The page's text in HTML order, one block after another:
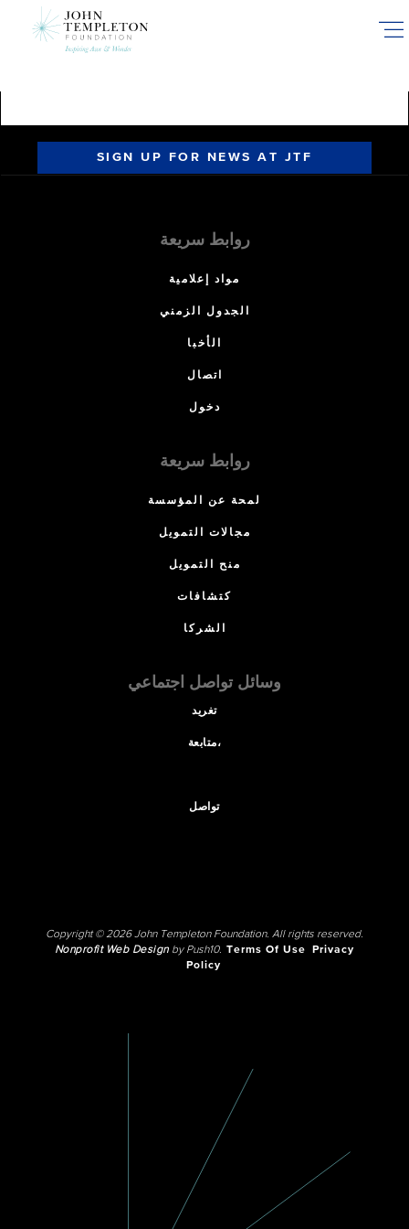
SIGN UP FOR NEWS AT JTF
روابط سريعة
مواد إعلامية
الجدول الزمني
الأخبا
اتصال
دخول
روابط سريعة
لمحة عن المؤسسة
مجالات التمويل
منح التمويل
كتشافات
الشركا
وسائل تواصل اجتماعي
تغريد
متابعة،
تواصل
Copyright © 2026 John Templeton Foundation. All rights reserved.
Nonprofit Web Designby Push10. Terms Of Use
Privacy
Policy